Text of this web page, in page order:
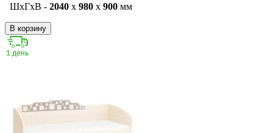
ШxГxВ - 2040 x 980 x 900 мм
В корзину